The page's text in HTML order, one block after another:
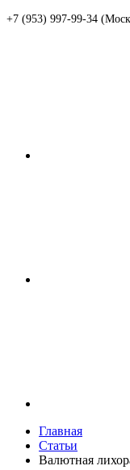
+7 (953) 997-99-34
Главная
Статьи
Валютная